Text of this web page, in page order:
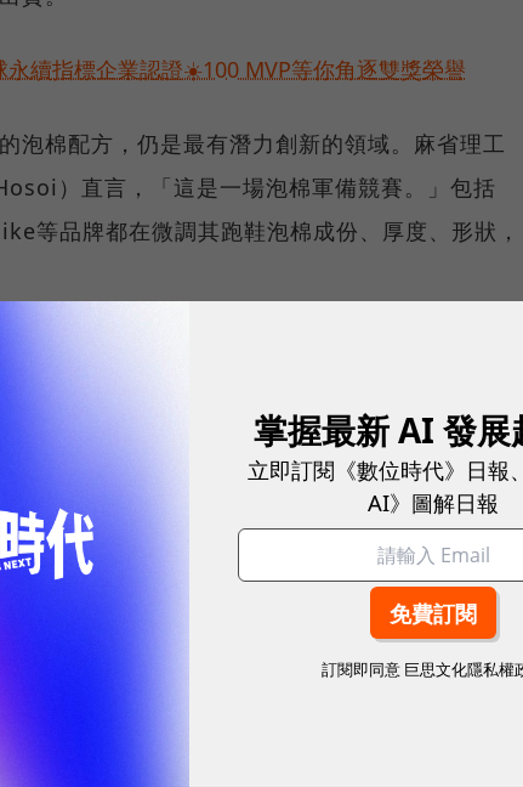
續指標企業認證☀️100 MVP等你角逐雙獎榮譽
泡棉配方，仍是最有潛力創新的領域。麻省理工
）直言，「這是一場泡棉軍備競賽。」包括
等品牌都在微調其跑鞋泡棉成份、厚度、形狀，
）分析，前幾代超級跑鞋的中底，主要由
受矚目的鞋款，中底已經不再是PEBA。
Elite 2系列鞋款，就採用TPEE（熱塑性聚酯彈
許是目前為止最具彈跳感的超級跑鞋。
的Puma Fast-R Nitro Elite 3，鞋底則由A-
些新材料在相同的堆疊高度下，它們的重量更
松賽事的鞋底堆疊高度限制在4公分後，這樣的
的泡棉材料組成滿足更多族群需求，誰就能佔據
掌握最新 AI 發展
立即訂閱《數位時代》日報
AI》圖解日報
訂閱即同意 巨思文化隱私權